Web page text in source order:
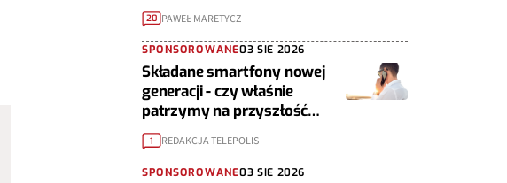
20 PAWEŁ MARETYCZ
SPONSOROWANE03 SIE 2026
Składane smartfony nowej
generacji - czy właśnie
patrzymy na przyszłość
urządzeń mobilnych?
1 REDAKCJA TELEPOLIS
SPONSOROWANE03 SIE 2026